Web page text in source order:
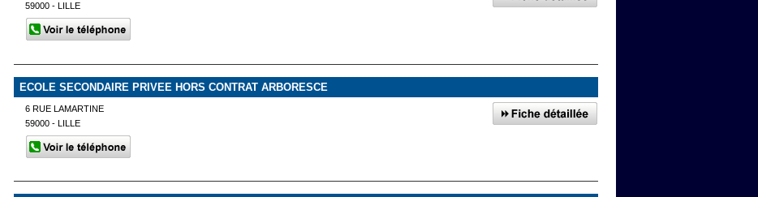
59000 - LILLE
ECOLE SECONDAIRE PRIVEE HORS CONTRAT ARBORESCE
6 RUE LAMARTINE
59000 - LILLE